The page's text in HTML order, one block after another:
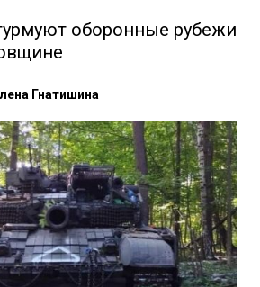
оборонные рубежи
Гнатишина